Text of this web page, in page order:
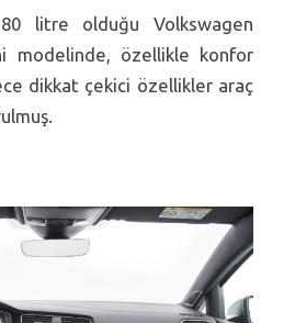
litre olduğu Volkswagen
modelinde, özellikle konfor
dikkat çekici özellikler araç